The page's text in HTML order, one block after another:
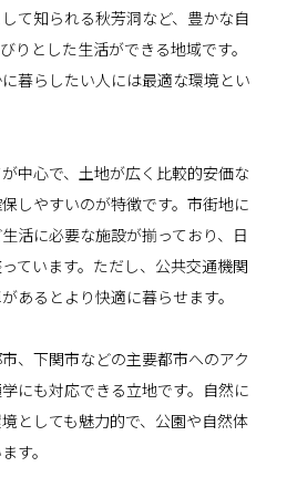
て知られる秋芳洞など、豊かな自
りとした生活ができる地域です。
暮らしたい人には最適な環境とい
中心で、土地が広く比較的安価な
しやすいのが特徴です。市街地に
活に必要な施設が揃っており、日
ています。ただし、公共交通機関
あるとより快適に暮らせます。
、下関市などの主要都市へのアク
にも対応できる立地です。自然に
としても魅力的で、公園や自然体
す。